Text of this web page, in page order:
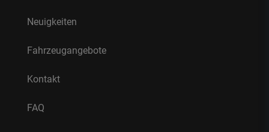
Neuigkeiten
Fahrzeugangebote
Kontakt
FAQ